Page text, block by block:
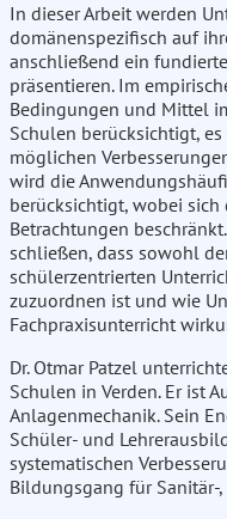
In dieser Arbeit werden
domänenspezifisch auf
anschließend ein
präsentieren. Im
Bedingungen und Mittel
Schulen berücksichtigt,
möglichen
wird die
berücksichtigt, wobei
Betrachtungen
schließen, dass sowohl
schülerzentrierten
zuzuordnen ist und wie
Fachpraxisunterricht
Dr. Otmar Patzel
Schulen in Verden. Er ist
Anlagenmechanik. Sein
Schüler- und
systematischen
Bildungsgang für